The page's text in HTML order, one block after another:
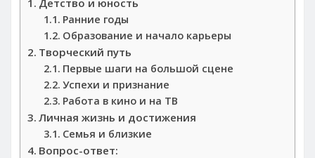
Ранние годы
Образование и начало карьеры
Творческий путь
Первые шаги на большой сцене
Успехи и признание
Работа в кино и на ТВ
Личная жизнь и достижения
Семья и близкие
Вопрос-ответ: